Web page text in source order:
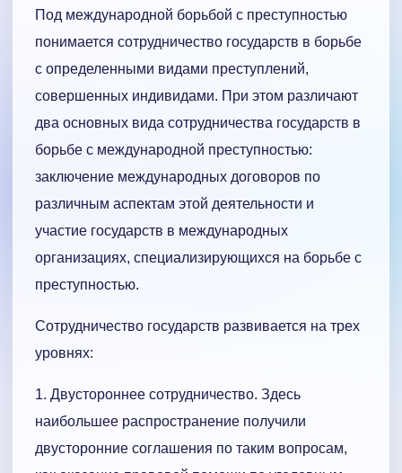
Под международной борьбой с преступностью
понимается сотрудничество государств в борьбе
с определенными видами преступлений,
совершенных индивидами. При этом различают
два основных вида сотрудничества государств в
борьбе с международной преступностью:
заключение международных договоров по
различным аспектам этой деятельности и
участие государств в международных
организациях, специализирующихся на борьбе с
преступностью.
Сотрудничество государств развивается на трех
уровнях:
1. Двустороннее сотрудничество. Здесь
наибольшее распространение получили
двусторонние соглашения по таким вопросам,